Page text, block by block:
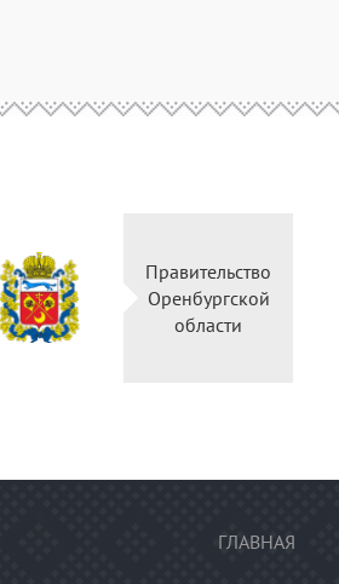
Правительство
Оренбургской
области
ГЛАВНАЯ